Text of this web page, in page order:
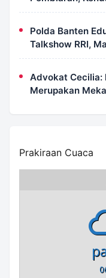
Jalan Langsung
Polda Banten
Talkshow RRI,
Pidana
Advokat Cecilia:
Merupakan
Prakiraan Cuaca